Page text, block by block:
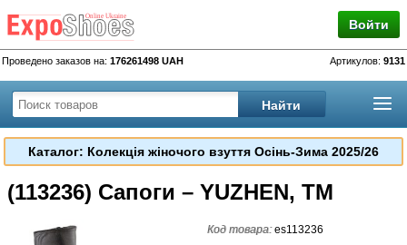
Войти
Проведено заказов на: 176261498 UAH Артикулов: 9131
Каталог: Колекція жіночого взуття Осінь-Зима 2025/26
(113236) Сапоги – YUZHEN, TM
Код товара:es113236